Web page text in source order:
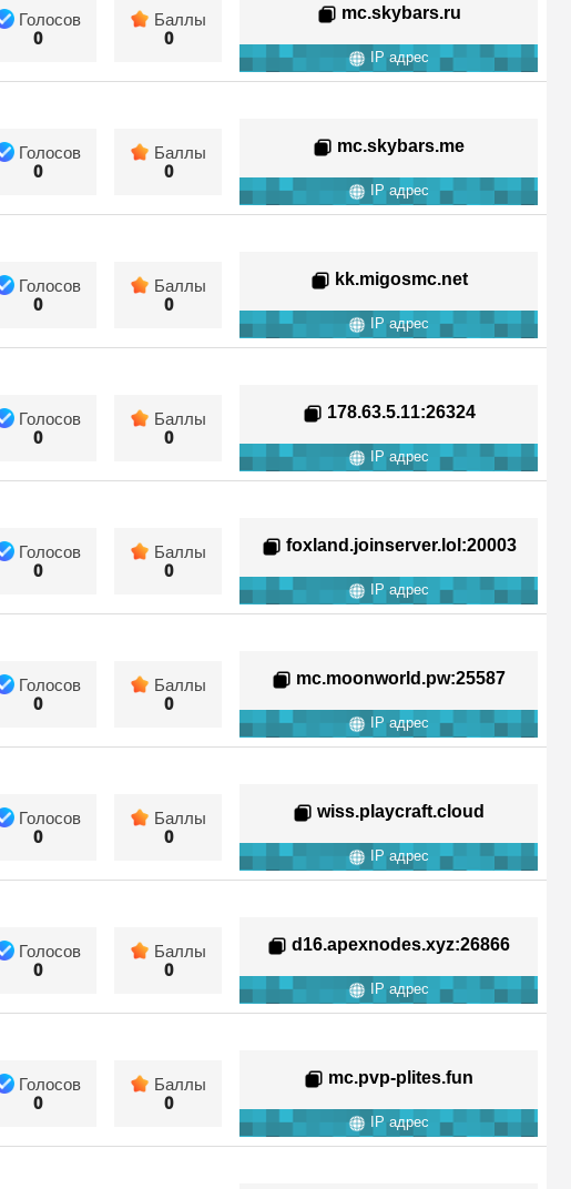
Голосов
0
Баллы
0
mc.skybars.ru
IP адрес
Голосов
0
Баллы
0
mc.skybars.me
IP адрес
Голосов
0
Баллы
0
kk.migosmc.net
IP адрес
Голосов
0
Баллы
0
178.63.5.11:26324
IP адрес
Голосов
0
Баллы
0
foxland.joinserver.lol :20003
IP адрес
Голосов
0
Баллы
0
mc.moonworld.pw:25587
IP адрес
Голосов
0
Баллы
0
wiss.playcraft.cloud
IP адрес
Голосов
0
Баллы
0
d16.apexnodes.xyz:26866
IP адрес
Голосов
0
Баллы
0
mc.pvp-plites.fun
IP адрес